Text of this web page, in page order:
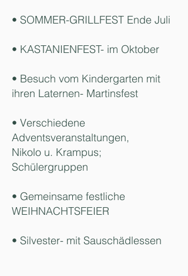
• SOMMER-GRILLFEST Ende Juli
• KASTANIENFEST- im Oktober
• Besuch vom Kindergarten mit
ihren Laternen- Martinsfest
• Verschiedene
Adventsveranstaltungen,
Nikolo u. Krampus;
Schülergruppen
• Gemeinsame festliche
WEIHNACHTSFEIER
• Silvester- mit Sauschädlessen